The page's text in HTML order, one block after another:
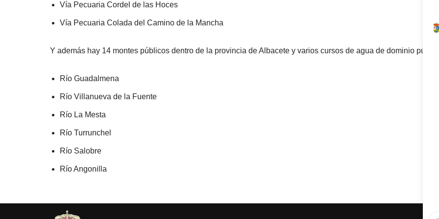
Vía Pecuaria Cordel de las Hoces
Vía Pecuaria Colada del Camino de la Mancha
Y además hay 14 montes públicos dentro de la provincia de Albacete y varios cursos de agua de dominio
Río Guadalmena
Río Villanueva de la Fuente
Río La Mesta
Río Turrunchel
Río Salobre
Río Angonilla